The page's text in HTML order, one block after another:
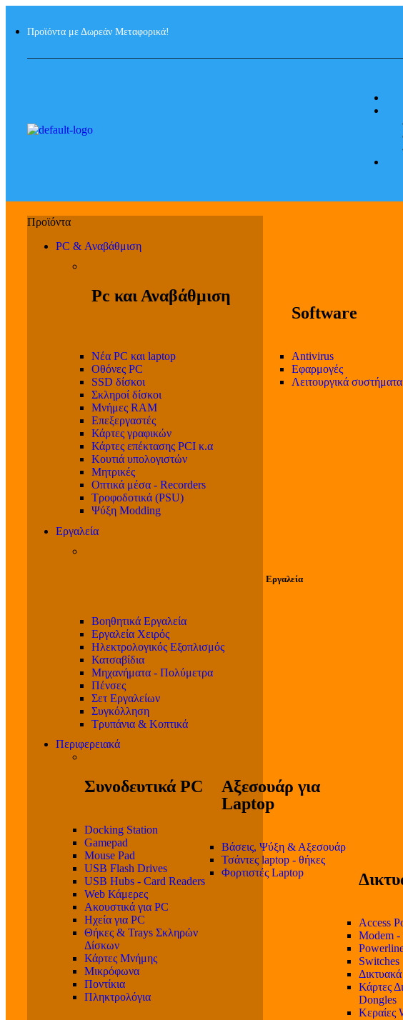
Προϊόντα με Δωρεάν Μεταφορικά!
PC & Αναβάθμιση
Pc και Αναβάθμιση
Software
Νέα PC και laptop
Οθόνες PC
SSD δίσκοι
Σκληροί δίσκοι
Μνήμες RAM
Επεξεργαστές
Κάρτες γραφικών
Κάρτες επέκτασης PCI κ.α
Κουτιά υπολογιστών
Μητρικές
Οπτικά μέσα - Recorders
Τροφοδοτικά (PSU)
Ψύξη Modding
Antivirus
Εφαρμογές
Λειτουργικά συστήματα
Εργαλεία
Εργαλεία
Βοηθητικά Εργαλεία
Εργαλεία Χειρός
Ηλεκτρολογικός Εξοπλισμός
Κατσαβίδια
Μηχανήματα - Πολύμετρα
Πένσες
Σετ Εργαλείων
Συγκόλληση
Τρυπάνια & Κοπτικά
Περιφερειακά
Συνοδευτικά PC
Docking Station
Gamepad
Mouse Pad
USB Flash Drives
USB Hubs - Card Readers
Web Κάμερες
Ακουστικά για PC
Ηχεία για PC
Θήκες & Trays Σκληρών
Δίσκων
Κάρτες Μνήμης
Μικρόφωνα
Ποντίκια
Πληκτρολόγια
Αξεσουάρ για
Laptop
Βάσεις, Ψύξη & Αξεσουάρ
Τσάντες laptop - θήκες
Φορτιστές Laptop
Access
Modem -
Switches
Κάρτες
Dongles
Κεραίες